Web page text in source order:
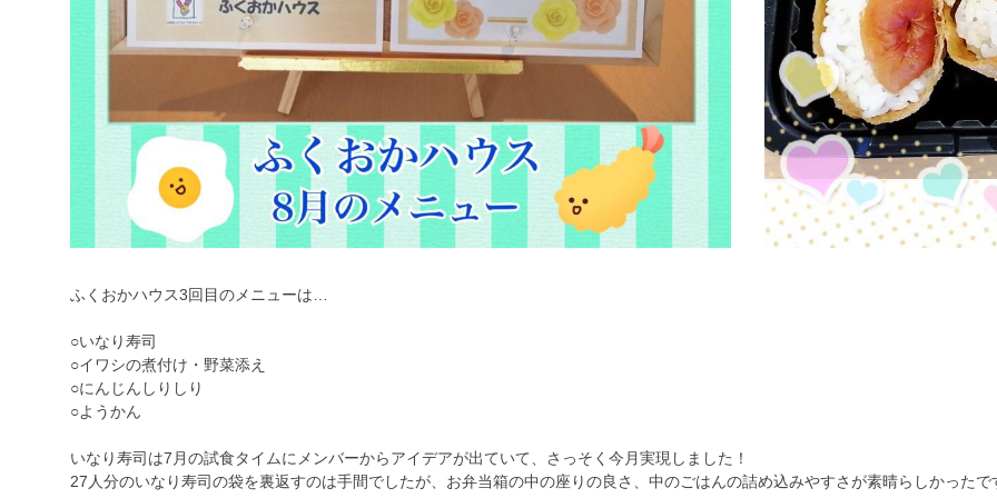
ふくおかハウス3回目のメニューは…
○いなり寿司
○イワシの煮付け・野菜添え
○にんじんしりしり
○ようかん
いなり寿司は7月の試食タイムにメンバーからアイデアが出ていて、さっそく今月実現しました！
27人分のいなり寿司の袋を裏返すのは手間でしたが、お弁当箱の中の座りの良さ、中のごはんの詰め込みやすさが素晴らしかったで